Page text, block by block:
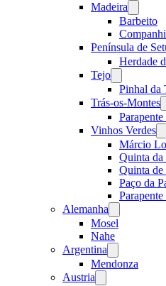
Madeira
menu
Barbeito
Península de
Herdade
Tejo
menu
Pinhal da
Trás-os-Montes
Vinhos Verdes
Márcio
Quinta da
Quinta de
Paço da
Alemanha
menu
Mosel
Nahe
Argentina
menu
Mendonza
Austria